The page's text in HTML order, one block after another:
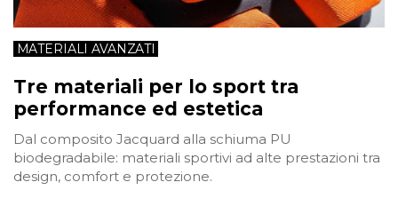
MATERIALI AVANZATI
Tre materiali per lo sport tra
performance ed estetica
Dal composito Jacquard alla schiuma PU
biodegradabile: materiali sportivi ad alte prestazioni tra
design, comfort e protezione.